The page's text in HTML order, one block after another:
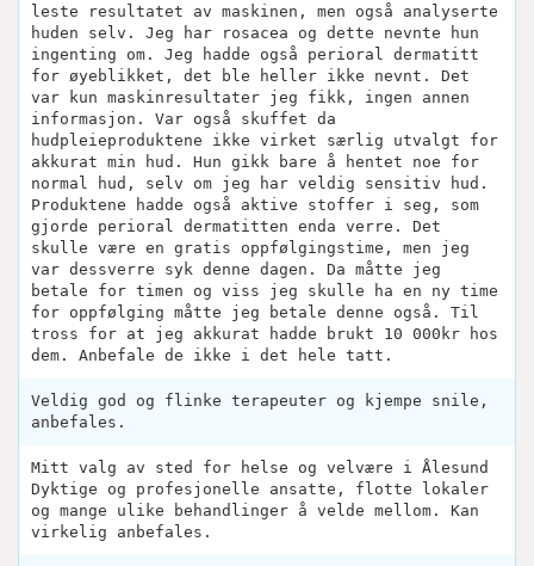
leste resultatet av maskinen, men også analyserte
huden selv. Jeg har rosacea og dette nevnte hun
ingenting om. Jeg hadde også perioral dermatitt
for øyeblikket, det ble heller ikke nevnt. Det
var kun maskinresultater jeg fikk, ingen annen
informasjon. Var også skuffet da
hudpleieproduktene ikke virket særlig utvalgt for
akkurat min hud. Hun gikk bare å hentet noe for
normal hud, selv om jeg har veldig sensitiv hud.
Produktene hadde også aktive stoffer i seg, som
gjorde perioral dermatitten enda verre. Det
skulle være en gratis oppfølgingstime, men jeg
var dessverre syk denne dagen. Da måtte jeg
betale for timen og viss jeg skulle ha en ny time
for oppfølging måtte jeg betale denne også. Til
tross for at jeg akkurat hadde brukt 10 000kr hos
dem. Anbefale de ikke i det hele tatt.
Veldig god og flinke terapeuter og kjempe snile,
anbefales.
Mitt valg av sted for helse og velvære i Ålesund
Dyktige og profesjonelle ansatte, flotte lokaler
og mange ulike behandlinger å velde mellom. Kan
virkelig anbefales.